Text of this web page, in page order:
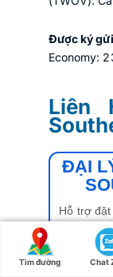
Được ký
Economy:
Liên
ĐẠI
Hỗ trợ
☎
Tìm đường Chat